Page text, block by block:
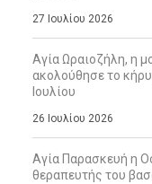
27 Ιουλίου 2026
Αγία Ωραιοζήλη, η
ακολούθησε το
Ιουλίου
26 Ιουλίου 2026
Αγία Παρασκευή η
θεραπευτής του